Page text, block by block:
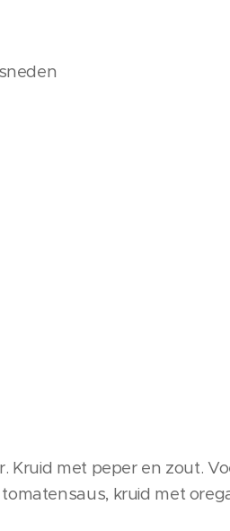
Kruid met peper en zout.
kruid met